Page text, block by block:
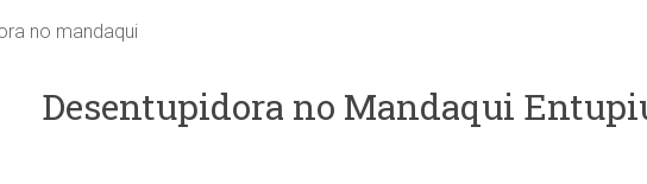
no mandaqui
Desentupidora no Mandaqui